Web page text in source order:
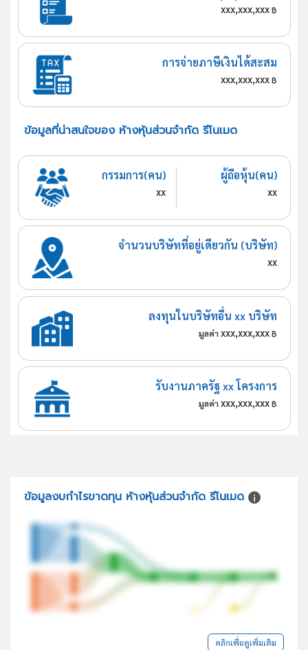
xxx,xxx,xxx฿
การจ่ายภาษีเงินได้สะสม
xxx,xxx,xxx฿
ข้อมูลที่น่าสนใจของ ห้างหุ้นส่วนจำกัด รีโนเมด
กรรมการ(คน)
xx
ผู้ถือหุ้น(คน)
xx
จำนวนบริษัทที่อยู่เดียวกัน (บริษัท)
xx
ลงทุนในบริษัทอื่น xx บริษัท
มูลค่า xxx,xxx,xxx ฿
รับงานภาครัฐ xx โครงการ
มูลค่า xxx,xxx,xxx ฿
ข้อมูลงบกำไรขาดทุน ห้างหุ้นส่วนจำกัด รีโนเมด
คลิกเพื่อดูเพิ่มเติม